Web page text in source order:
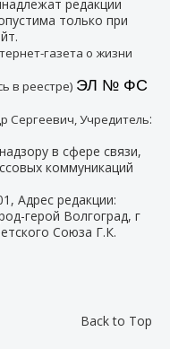
редакции
только при
газета о жизни
в реестре) ЭЛ № ФС
Сергеевич, Учредитель:
в сфере связи,
коммуникаций
, Адрес редакции:
герой Волгоград, г
Союза Г.К.
Back to Top